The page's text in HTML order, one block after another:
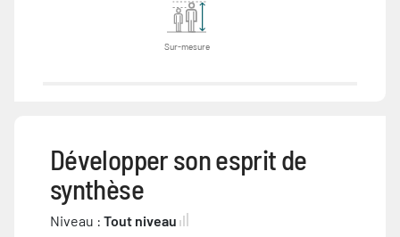
Sur-mesure
Développer son esprit de
synthèse
Niveau : Tout niveau